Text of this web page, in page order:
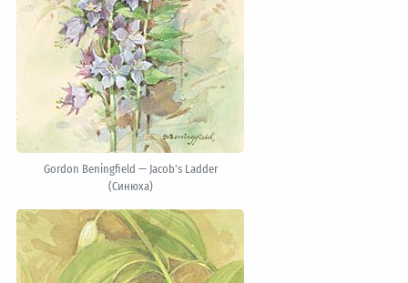
Gordon Beningfield — Jacob's Ladder
(Синюха)